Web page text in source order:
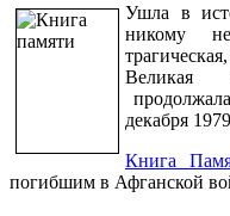
Ушла в
никому
Великая
декабря
Книга
погибшим в Афганской